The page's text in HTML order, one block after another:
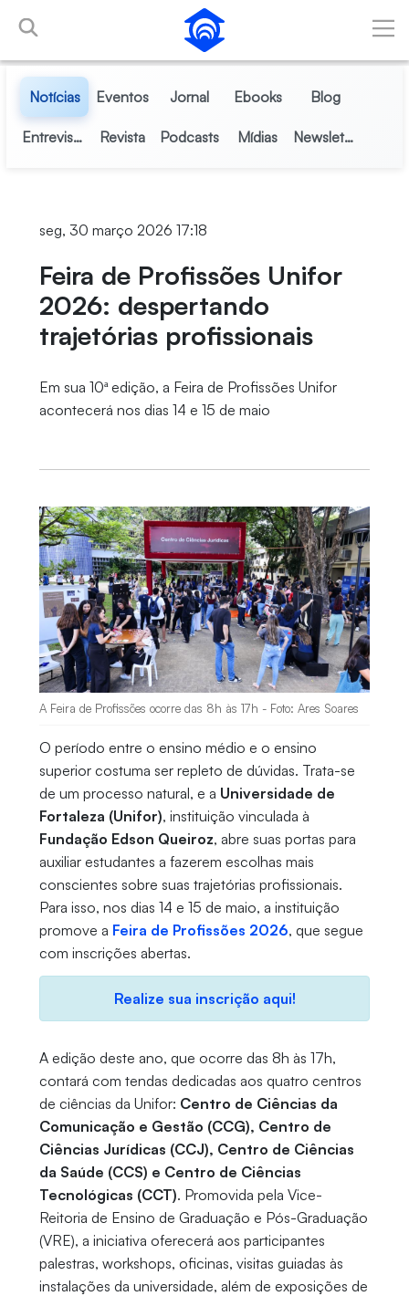
Pular para o Conteúdo principal
Notícias Eventos Jornal Ebooks Blog
Entrevistas Revista Podcasts Mídias Newsletter
seg, 30 março 2026 17:18
Feira de Profissões Unifor
2026: despertando
trajetórias profissionais
Em sua 10ª edição, a Feira de Profissões Unifor
acontecerá nos dias 14 e 15 de maio
A Feira de Profissões ocorre das 8h às 17h - Foto: Ares Soares
O período entre o ensino médio e o ensino
superior costuma ser repleto de dúvidas. Trata-se
de um processo natural, e a Universidade de
Fortaleza (Unifor), instituição vinculada à
Fundação Edson Queiroz, abre suas portas para
auxiliar estudantes a fazerem escolhas mais
conscientes sobre suas trajetórias profissionais.
Para isso, nos dias 14 e 15 de maio, a instituição
promove a Feira de Profissões 2026, que segue
com inscrições abertas.
Realize sua inscrição aqui!
A edição deste ano, que ocorre das 8h às 17h,
contará com tendas dedicadas aos quatro centros
de ciências da Unifor: Centro de Ciências da
Comunicação e Gestão (CCG), Centro de
Ciências Jurídicas (CCJ), Centro de Ciências
da Saúde (CCS) e Centro de Ciências
Tecnológicas (CCT). Promovida pela Vice-
Reitoria de Ensino de Graduação e Pós-Graduação
(VRE), a iniciativa oferecerá aos participantes
palestras, workshops, oficinas, visitas guiadas às
instalações da universidade, além de exposições de